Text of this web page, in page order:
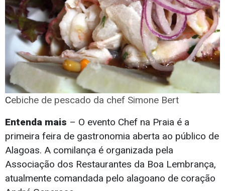
Cebiche de pescado da chef Simone Bert
Entenda mais – O evento Chef na Praia é a
primeira feira de gastronomia aberta ao público de
Alagoas. A comilança é organizada pela
Associação dos Restaurantes da Boa Lembrança,
atualmente comandada pelo alagoano de coração